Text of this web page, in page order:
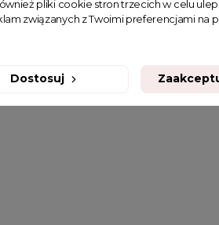
pliki cookie stron trzecich w celu
związanych z Twoimi preferencjami na
Dostosuj